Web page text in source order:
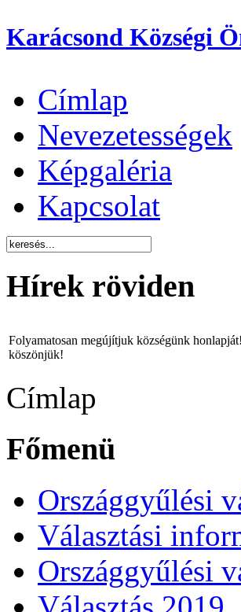
Karácsond Községi
Címlap
Nevezetességek
Képgaléria
Kapcsolat
Hírek röviden
Folyamatosan megújítjuk községünk
köszönjük!
Címlap
Főmenü
Országgyűlési
Választási
Országgyűlési